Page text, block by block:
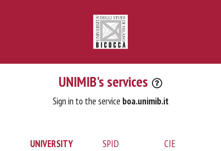
UNIMIB's services
Sign in to the service boa.unimib.it
UNIVERSITY SPID CIE